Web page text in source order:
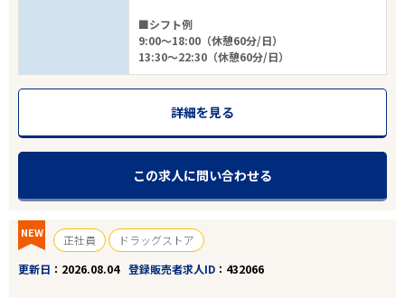
■シフト例
9:00～18:00（休憩60分/日）
13:30～22:30（休憩60分/日）
詳細を見る
この求人に問い合わせる
NEW 正社員
ドラッグストア
更新日
2026.08.04 登録販売者求人ID 432066